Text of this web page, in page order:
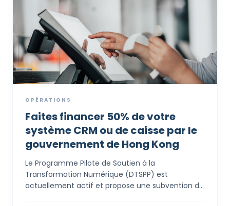
OPÉRATIONS
Faites financer 50% de votre
système CRM ou de caisse par le
gouvernement de Hong Kong
Le Programme Pilote de Soutien à la
Transformation Numérique (DTSPP) est
actuellement actif et propose une subvention de